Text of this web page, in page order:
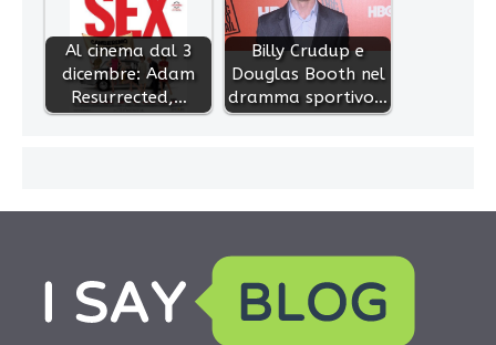
Al cinema dal 3
dicembre: Adam
Resurrected,…
Billy Crudup e
Douglas Booth nel
dramma sportivo…